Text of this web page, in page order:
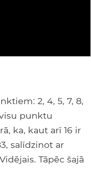
2, 4, 5, 7, 8,
punktu
ka, kaut arī 16 ir
salīdzinot ar
Tāpēc šajā